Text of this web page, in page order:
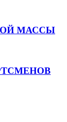
МАССЫ